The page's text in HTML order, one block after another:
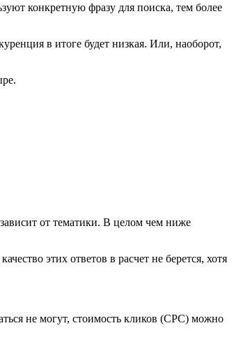
конкретную фразу для поиска, тем более
в итоге будет низкая. Или, наоборот,
от тематики. В целом чем ниже
этих ответов в расчет не берется, хотя
не могут, стоимость кликов (CPC) можно